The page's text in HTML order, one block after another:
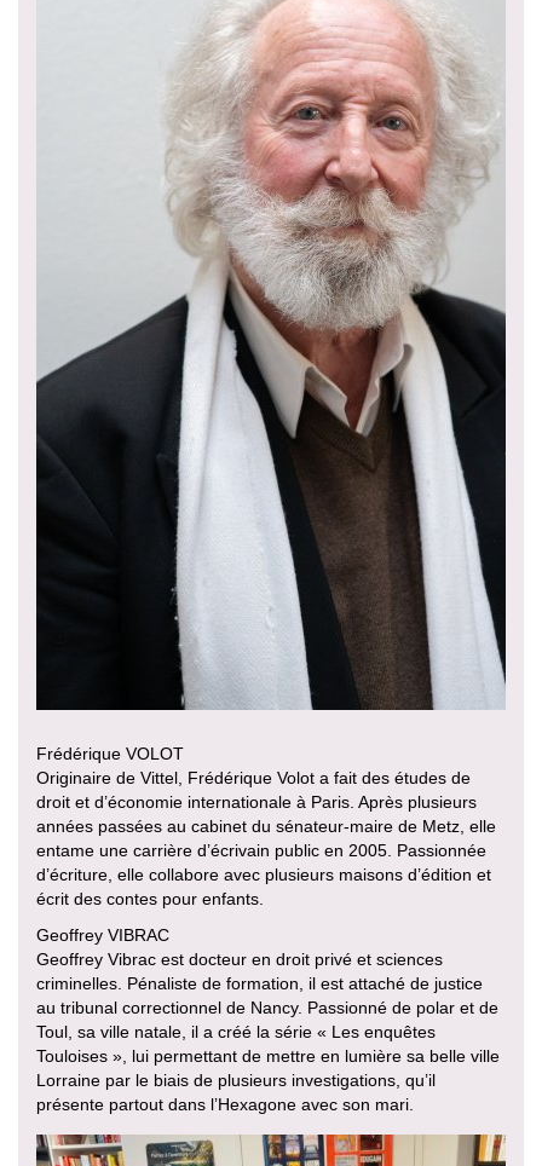
Frédérique VOLOT
Originaire de Vittel, Frédérique Volot a fait des études de
droit et d’économie internationale à Paris. Après plusieurs
années passées au cabinet du sénateur-maire de Metz, elle
entame une carrière d’écrivain public en 2005. Passionnée
d’écriture, elle collabore avec plusieurs maisons d’édition et
écrit des contes pour enfants.
Geoffrey VIBRAC
Geoffrey Vibrac est docteur en droit privé et sciences
criminelles. Pénaliste de formation, il est attaché de justice
au tribunal correctionnel de Nancy. Passionné de polar et de
Toul, sa ville natale, il a créé la série « Les enquêtes
Touloises », lui permettant de mettre en lumière sa belle ville
Lorraine par le biais de plusieurs investigations, qu’il
présente partout dans l’Hexagone avec son mari.